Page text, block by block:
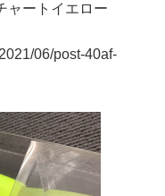
ートイエロー
06/post-40af-